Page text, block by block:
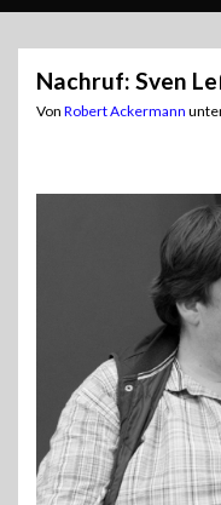
Nachruf: Sven
Von Robert Ackermann